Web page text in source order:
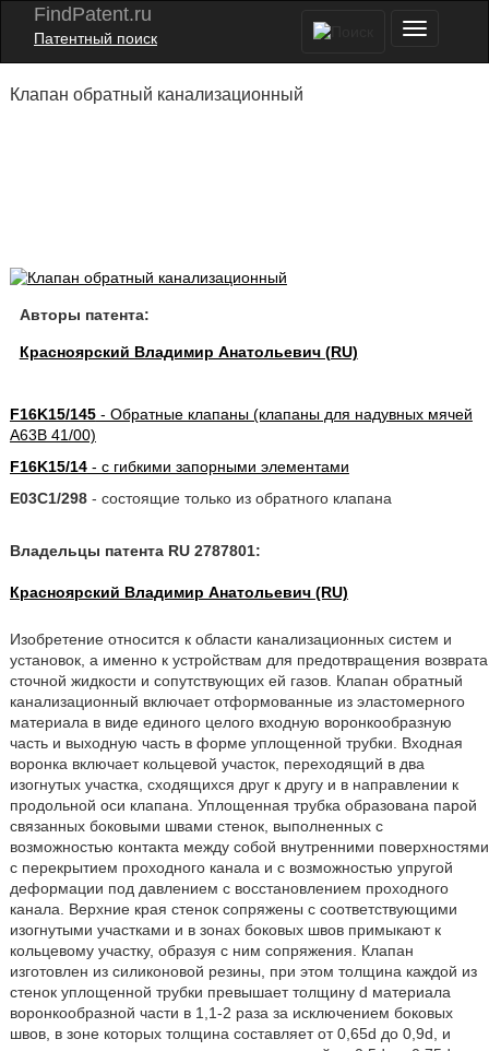
FindPatent.ru
Патентный поиск
Клапан обратный канализационный
Авторы патента:
Красноярский Владимир Анатольевич (RU)
F16K15/145- Обратные клапаны (клапаны для надувных мячей
A63B 41/00)
F16K15/14- с гибкими запорными элементами
E03C1/298- состоящие только из обратного клапана
Владельцы патента RU 2787801:
Красноярский Владимир Анатольевич (RU)
Изобретение относится к области канализационных систем и
установок, а именно к устройствам для предотвращения возврата
сточной жидкости и сопутствующих ей газов. Клапан обратный
канализационный включает отформованные из эластомерного
материала в виде единого целого входную воронкообразную
часть и выходную часть в форме уплощенной трубки. Входная
воронка включает кольцевой участок, переходящий в два
изогнутых участка, сходящихся друг к другу и в направлении к
продольной оси клапана. Уплощенная трубка образована парой
связанных боковыми швами стенок, выполненных с
возможностью контакта между собой внутренними поверхностями
с перекрытием проходного канала и с возможностью упругой
деформации под давлением с восстановлением проходного
канала. Верхние края стенок сопряжены с соответствующими
изогнутыми участками и в зонах боковых швов примыкают к
кольцевому участку, образуя с ним сопряжения. Клапан
изготовлен из силиконовой резины, при этом толщина каждой из
стенок уплощенной трубки превышает толщину d материала
воронкообразной части в 1,1-2 раза за исключением боковых
швов, в зоне которых толщина составляет от 0,65d до 0,9d, и